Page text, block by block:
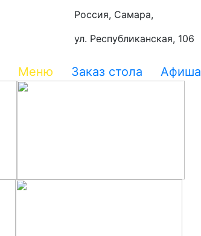
Россия, Самара,
ул. Республиканская, 106
Меню Заказ стола Афиша